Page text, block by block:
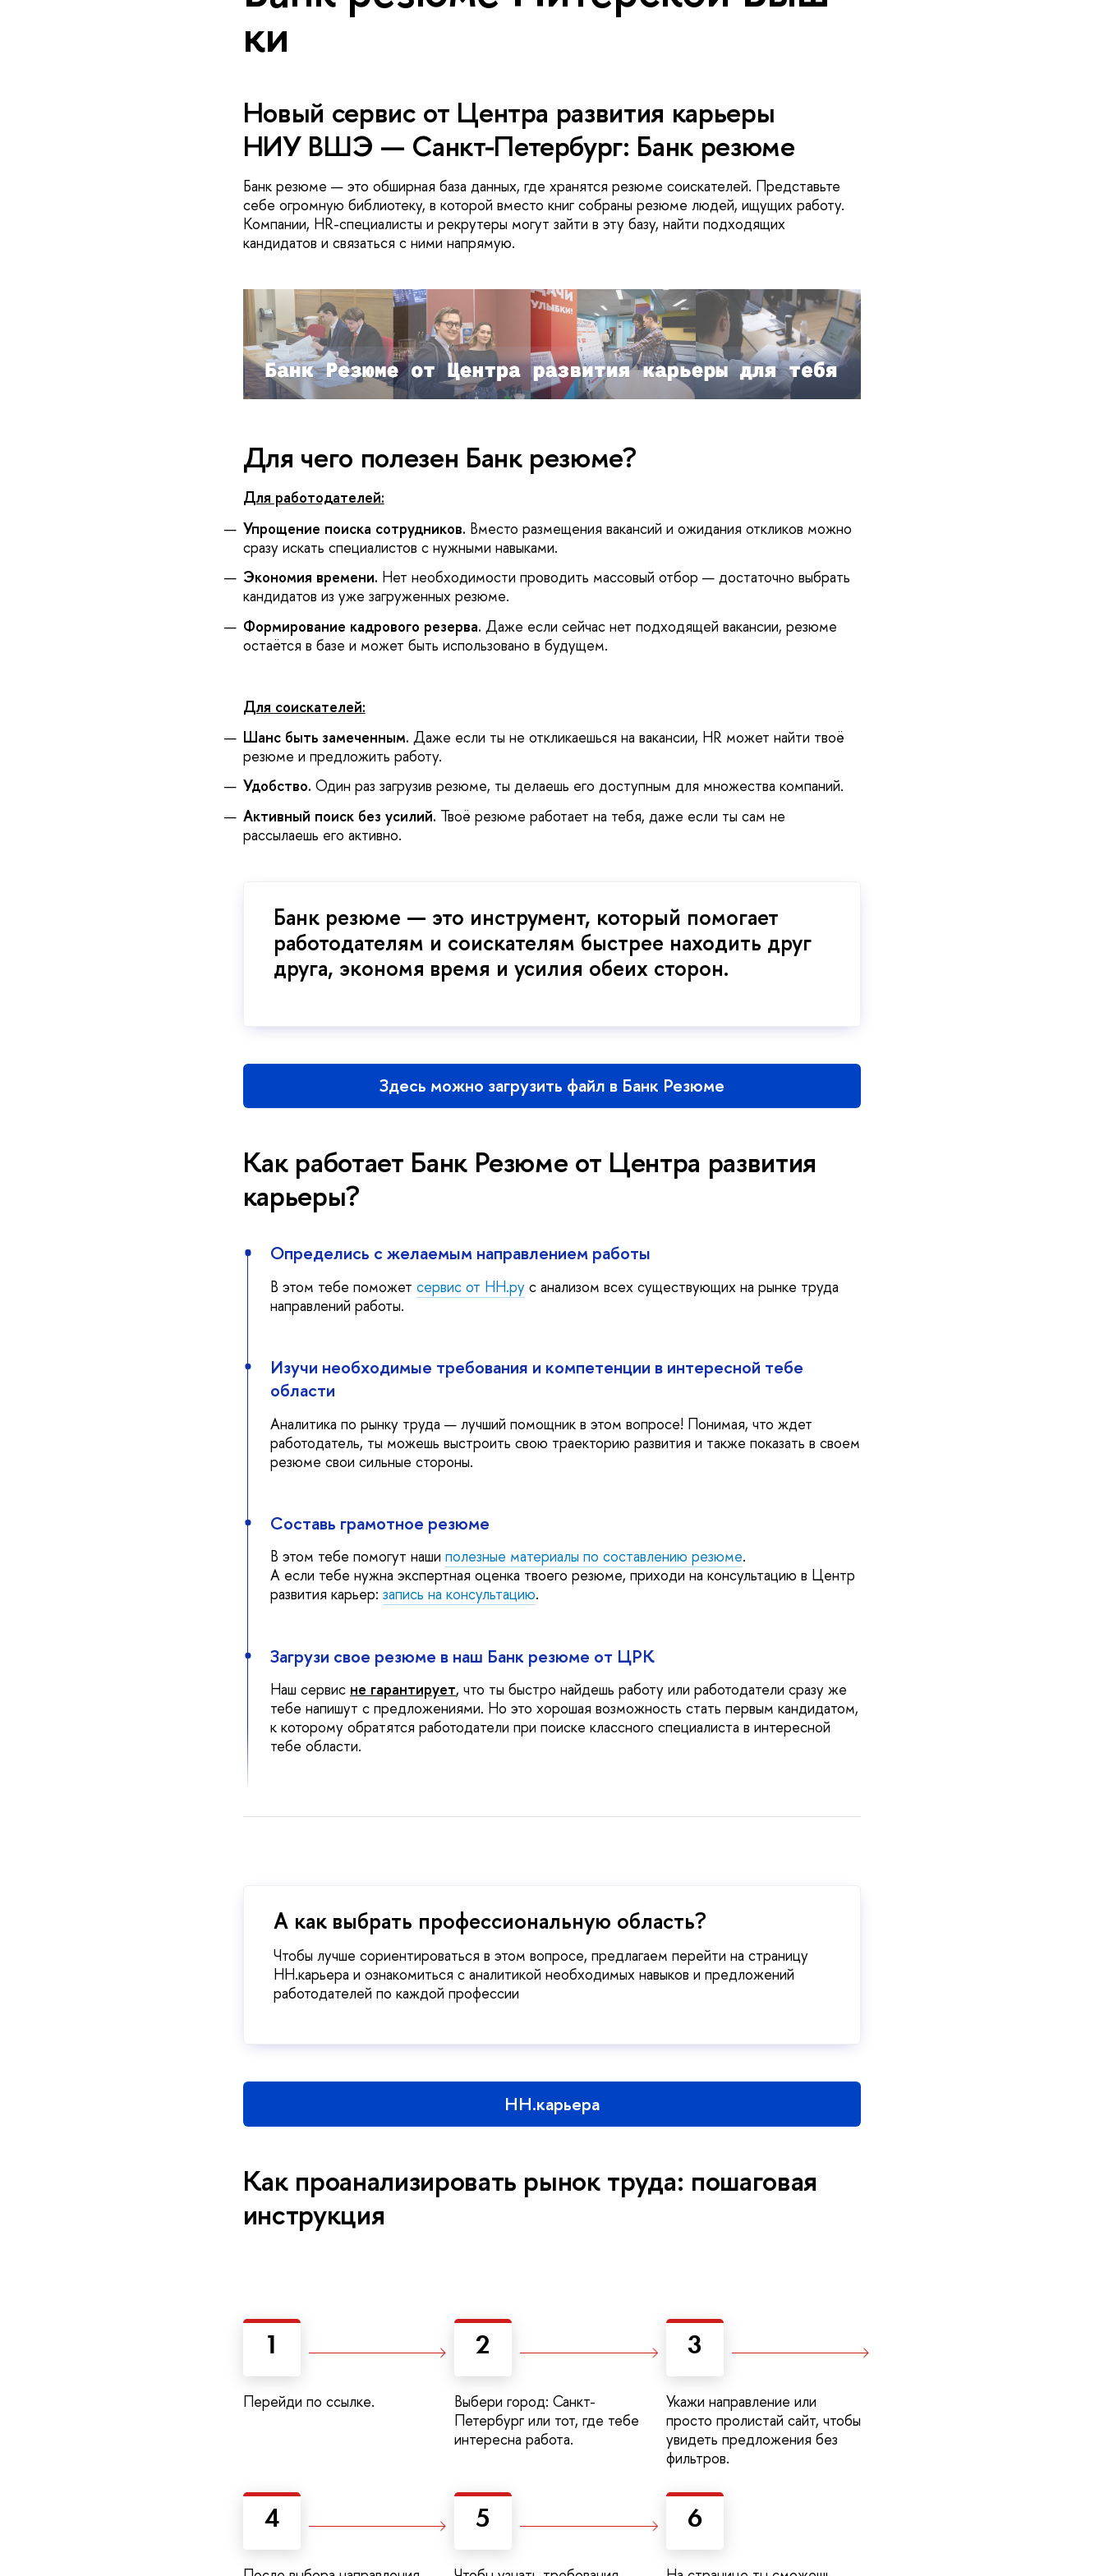
ки
Новый сервис от Центра развития карьеры
НИУ ВШЭ — Санкт-Петербург: Банк резюме
Банк резюме — это обширная база данных, где хранятся резюме соискателей. Представьте
себе огромную библиотеку, в которой вместо книг собраны резюме людей, ищущих работу.
Компании, HR-специалисты и рекрутеры могут зайти в эту базу, найти подходящих
кандидатов и связаться с ними напрямую.
Для чего полезен Банк резюме?
Для работодателей:
Упрощение поиска сотрудников. Вместо размещения вакансий и ожидания откликов можно
сразу искать специалистов с нужными навыками.
Экономия времени. Нет необходимости проводить массовый отбор — достаточно выбрать
кандидатов из уже загруженных резюме.
Формирование кадрового резерва. Даже если сейчас нет подходящей вакансии, резюме
остаётся в базе и может быть использовано в будущем.
Для соискателей:
Шанс быть замеченным. Даже если ты не откликаешься на вакансии, HR может найти твоё
резюме и предложить работу.
Удобство. Один раз загрузив резюме, ты делаешь его доступным для множества компаний.
Активный поиск без усилий. Твоё резюме работает на тебя, даже если ты сам не
рассылаешь его активно.
Банк резюме — это инструмент, который помогает
работодателям и соискателям быстрее находить друг
друга, экономя время и усилия обеих сторон.
Здесь можно загрузить файл в Банк Резюме
Как работает Банк Резюме от Центра развития
карьеры?
Определись с желаемым направлением работы
В этом тебе поможетсервис от HH.ру с анализом всех существующих на рынке труда
направлений работы.
Изучи необходимые требования и компетенции в интересной тебе
области
Аналитика по рынку труда — лучший помощник в этом вопросе! Понимая, что ждет
работодатель, ты можешь выстроить свою траекторию развития и также показать в своем
резюме свои сильные стороны.
Составь грамотное резюме
В этом тебе помогут нашиполезные материалы по составлению резюме.
А если тебе нужна экспертная оценка твоего резюме, приходи на консультацию в Центр
развития карьер:запись на консультацию.
Загрузи свое резюме в наш Банк резюме от ЦРК
Наш сервис не гарантирует, что ты быстро найдешь работу или работодатели сразу же
тебе напишут с предложениями. Но это хорошая возможность стать первым кандидатом,
к которому обратятся работодатели при поиске классного специалиста в интересной
тебе области.
А как выбрать профессиональную область?
Чтобы лучше сориентироваться в этом вопросе, предлагаем перейти на страницу
HH.карьера и ознакомиться с аналитикой необходимых навыков и предложений
работодателей по каждой профессии
HH.карьера
Как проанализировать рынок труда: пошаговая
инструкция
1
Перейди по ссылке.
2
Выбери город: Санкт-
Петербург или тот, где тебе
интересна работа.
3
Укажи направление или
просто пролистай сайт, чтобы
увидеть предложения без
фильтров.
4 5 6